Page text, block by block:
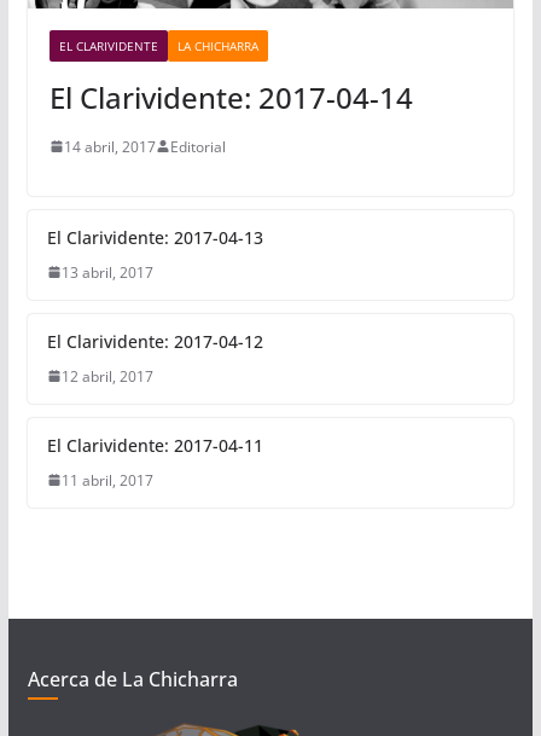
EL CLARIVIDENTE LA CHICHARRA
El Clarividente: 2017-04-14
14 abril, 2017 Editorial
El Clarividente: 2017-04-13
13 abril, 2017
El Clarividente: 2017-04-12
12 abril, 2017
El Clarividente: 2017-04-11
11 abril, 2017
Acerca de La Chicharra